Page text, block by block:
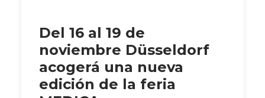
Del 16 al 19 de
noviembre Düsseldorf
acogerá una nueva
edición de la feria